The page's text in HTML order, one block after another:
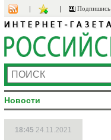
Подпишись
Новости
18:45 24.11.2021